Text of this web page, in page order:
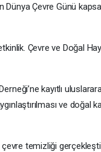
Dünya Çevre Günü
Çevre ve Doğal
kayıtlı
ve
temizliği